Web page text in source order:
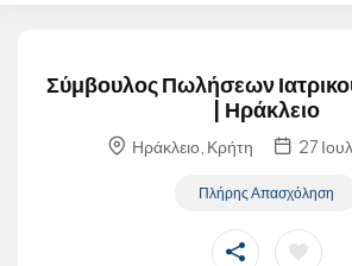
Σύμβουλος Πωλήσεων
| Ηράκλειο
Ηράκλειο, Κρήτη 27
Πλήρης Απασχόληση